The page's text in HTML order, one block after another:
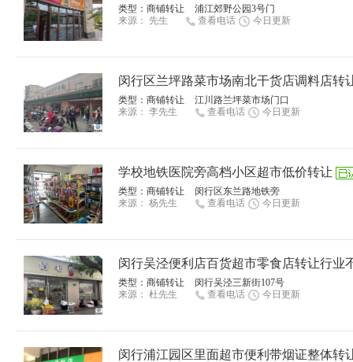
类型： 商铺转让
浦江郊野公园3号门
来源：
先生 查看电话 今日更新
闵行区兰坪路菜市场南北干货店调料店转
类型： 商铺转让
江川路兰坪菜市场门口
来源： 李先生 查看电话 今日更新
学校地铁医院旁高档小区超市低价转让
类型： 商铺转让
闵行区东兰路地铁旁
来源： 杨先生 查看电话 今日更新
闵行吴泾便利店百货超市零食店转让行业
类型： 商铺转让
闵行吴泾三新街107号
来源： 杜先生 查看电话 今日更新
闵行浦江园区里面超市便利带烟证整体转